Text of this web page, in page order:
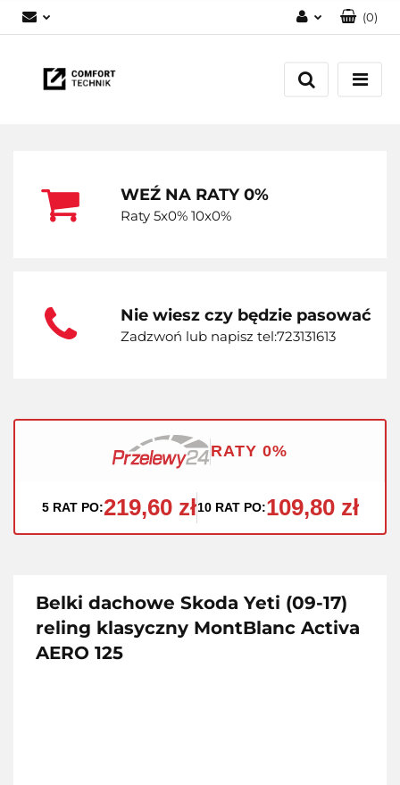
Zaloguj się
Zarejestruj się
(0)
WEŹ NA RATY 0%
Raty 5x0% 10x0%
Nie wiesz czy będzie pasować
Zadzwoń lub napisz tel:723131613
RATY 0%
5 RAT PO:219,60 zł10 RAT PO:109,80 zł
Belki dachowe Skoda Yeti (09-17)
reling klasyczny MontBlanc Activa
AERO 125